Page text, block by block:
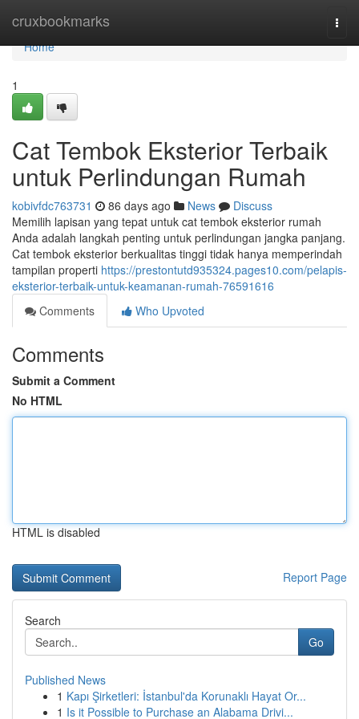
cruxbookmarks
Home
Home
1
Cat Tembok Eksterior Terbaik
untuk Perlindungan Rumah
kobivfdc763731 86 days ago News
Discuss
Memilih lapisan yang tepat untuk cat tembok eksterior rumah
Anda adalah langkah penting untuk perlindungan jangka panjang.
Cat tembok eksterior berkualitas tinggi tidak hanya memperindah
tampilan properti https://prestontutd935324.pages10.com/pelapis-
eksterior-terbaik-untuk-keamanan-rumah-76591616
Comments
Who Upvoted
Comments
Submit a Comment
No HTML
HTML is disabled
Report Page
Search
Go
Published News
1 Kapı Şirketleri: İstanbul'da Korunaklı Hayat Or...
1 Is it Possible to Purchase an Alabama Drivi...